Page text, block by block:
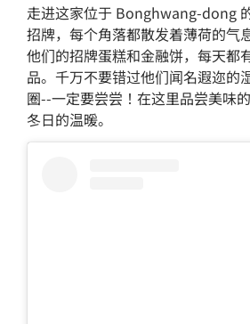
走进这家位于 Bonghwang-dong
招牌，每个角落都散发着薄荷的气
他们的招牌蛋糕和金融饼，每天都
品。千万不要错过他们闻名遐迩的
圈--一定要尝尝！在这里品尝美味
冬日的温暖。